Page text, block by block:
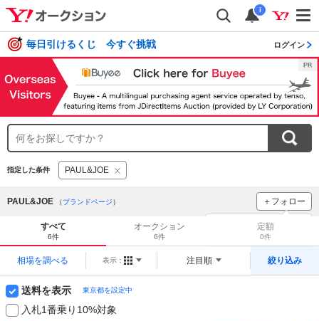
i
毎日引けるくじ 今すぐ挑戦 ログイン
指定した条件 PAUL&JOE
PAUL&JOE （ブランドページ） ＋フォロー
ブランドをフォロー
をチェック！
すべて
6件
オークション
6件
定額
0件
相場を調べる 表示： 注目順 絞り込み
送料を表示 東京都を設定中
入札1番乗り10%対象